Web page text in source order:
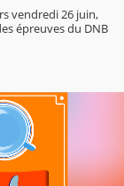
vendredi 26 juin,
épreuves du DNB